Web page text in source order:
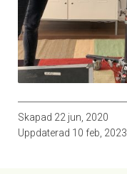
Skapad 22 jun, 2020
Uppdaterad 10 feb, 2023